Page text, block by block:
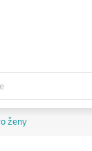
ženy